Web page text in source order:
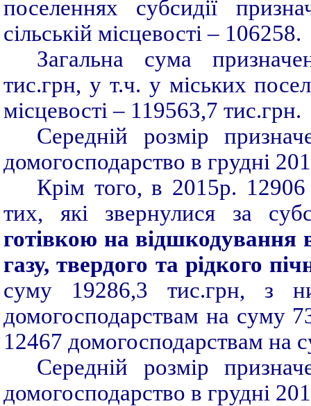
поселеннях субсидії
сільській місцевості – 106258.
Загальна сума
тис.грн, у т.ч. у міських
місцевості – 119563,7 тис.грн.
Середній розмір
домогосподарство в грудні
Крім того, в 2015р. 12906
тих, які звернулися за
готівкою на відшкодування
газу, твердого та рідкого
суму 19286,3 тис.грн, з
домогосподарствам на суму
12467 домогосподарствам на
Середній розмір
домогосподарство в грудні